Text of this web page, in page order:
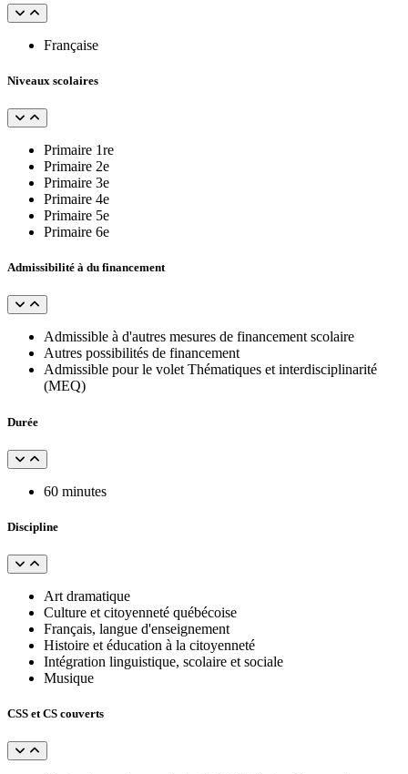
Française
Niveaux scolaires
Primaire 1re
Primaire 2e
Primaire 3e
Primaire 4e
Primaire 5e
Primaire 6e
Admissibilité à du financement
Admissible à d'autres mesures de financement scolaire
Autres possibilités de financement
Admissible pour le volet Thématiques et interdisciplinarité
(MEQ)
Durée
60 minutes
Discipline
Art dramatique
Culture et citoyenneté québécoise
Français, langue d'enseignement
Histoire et éducation à la citoyenneté
Intégration linguistique, scolaire et sociale
Musique
CSS et CS couverts